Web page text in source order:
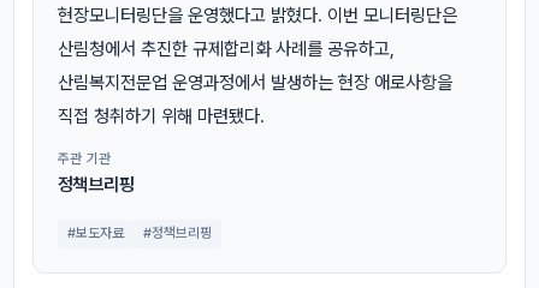
현장모니터링단을 운영했다고 밝혔다. 이번 모니터링단은
산림청에서 추진한 규제합리화 사례를 공유하고,
산림복지전문업 운영과정에서 발생하는 현장 애로사항을
직접 청취하기 위해 마련됐다.
주관 기관
정책브리핑
#보도자료 #정책브리핑